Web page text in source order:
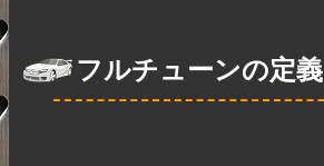
フルチューンの定義